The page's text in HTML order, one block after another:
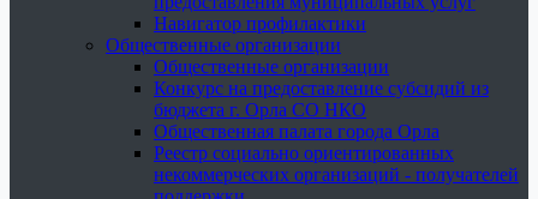
Навигатор профилактики
Общественные организации
Общественные организации
Конкурс на предоставление субсидий из
бюджета г. Орла СО НКО
Общественная палата города Орла
Реестр социально ориентированных
некоммерческих организаций - получателей